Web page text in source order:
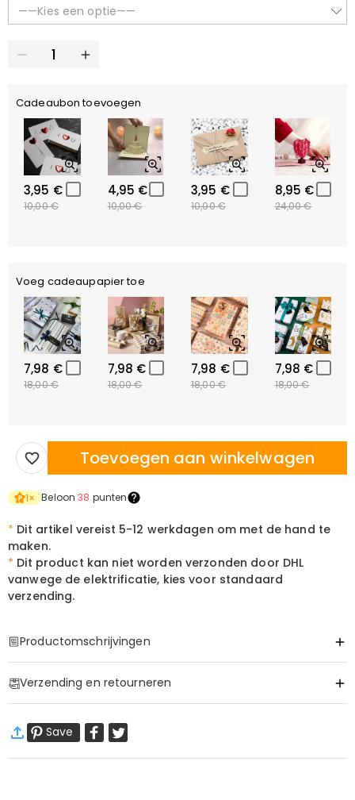
——Kies een optie——
Cadeaubon toevoegen
3,95 €
10,00 €
4,95 €
10,00 €
3,95 €
10,00 €
8,95 €
24,00 €
Voeg cadeaupapier toe
7,98 €
18,00 €
7,98 €
18,00 €
7,98 €
18,00 €
7,98 €
18,00 €
Toevoegen aan winkelwagen
1× Beloon38 punten
* Dit artikel vereist 5-12 werkdagen om met de hand te
maken.
* Dit product kan niet worden verzonden door DHL
vanwege de elektrificatie, kies voor standaard
verzending.
Productomschrijvingen
Basis Informatie
Hoogte (cm):21 cm
Materiaal:Acryl, Hout
Voeding:Usb gevoed
Verzending en retourneren
Wij willen dat u zich comfortabel en zeker voelt tijdens het
Save